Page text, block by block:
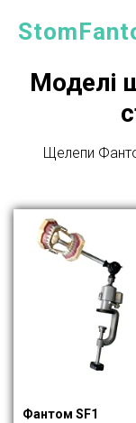
Моделі
Щелепи
Фантом SF1